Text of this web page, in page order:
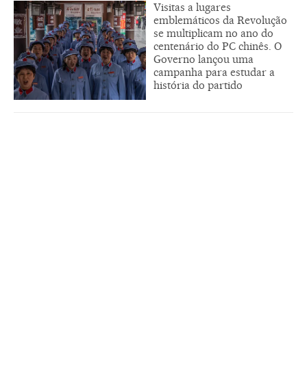
Visitas a lugares
emblemáticos da Revolução
se multiplicam no ano do
centenário do PC chinês. O
Governo lançou uma
campanha para estudar a
história do partido